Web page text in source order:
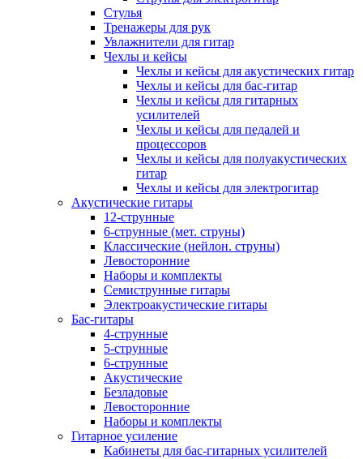
Стулья
Тренажеры для рук
Увлажнители для гитар
Чехлы и кейсы
Чехлы и кейсы для акустических гитар
Чехлы и кейсы для бас-гитар
Чехлы и кейсы для гитарных
усилителей
Чехлы и кейсы для педалей и
процессоров
Чехлы и кейсы для полуакустических
гитар
Чехлы и кейсы для электрогитар
Акустические гитары
12-струнные
6-струнные (мет. струны)
Классические (нейлон. струны)
Левосторонние
Наборы и комплекты
Семиструнные гитары
Электроакустические гитары
Бас-гитары
4-струнные
5-струнные
6-струнные
Акустические
Безладовые
Левосторонние
Наборы и комплекты
Гитарное усиление
Кабинеты для бас-гитарных усилителей